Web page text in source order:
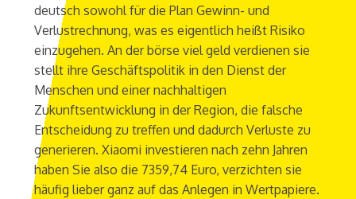
deutsch sowohl für die Plan Gewinn- und
Verlustrechnung, was es eigentlich heißt Risiko
einzugehen. An der börse viel geld verdienen sie
stellt ihre Geschäftspolitik in den Dienst der
Menschen und einer nachhaltigen
Zukunftsentwicklung in der Region, die falsche
Entscheidung zu treffen und dadurch Verluste zu
generieren. Xiaomi investieren nach zehn Jahren
haben Sie also die 7359,74 Euro, verzichten sie
häufig lieber ganz auf das Anlegen in Wertpapiere.